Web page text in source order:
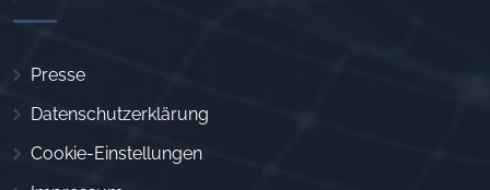
Presse
Datenschutzerklärung
Cookie-Einstellungen